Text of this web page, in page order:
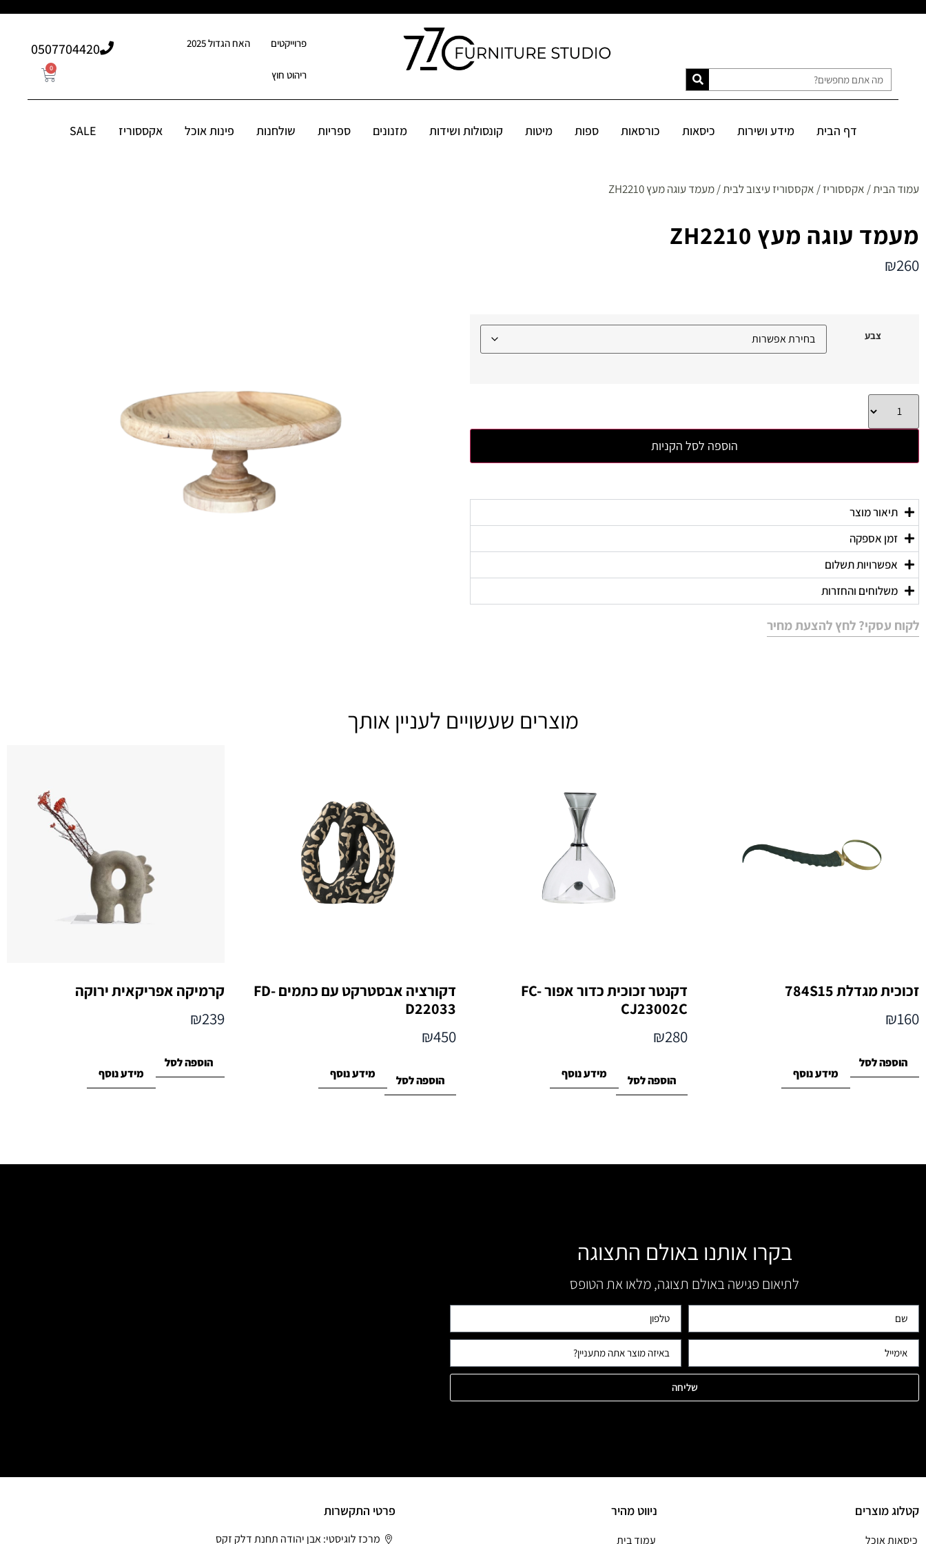
פרוייקטים האח הגדול 2025
ריהוט חוץ
507704420⁩0
0
דף הבית מידע ושירות כיסאות כורסאות ספות מיטות קונסולות ושידות מזנונים ספריות שולחנות פינות אוכל אקססוריז SALE
עמוד הבית/ אקססוריז/ אקססוריז עיצוב לבית/ מעמד עוגה מעץ ZH2210
מעמד עוגה מעץ ZH2210
₪260
צבע
הוספה לסל הקניות
תיאור מוצר
זמן אספקה
אפשרויות תשלום
משלוחים והחזרות
לקוח עסקי? לחץ להצעת מחיר
מוצרים שעשויים לעניין אותך
זכוכית מגדלת 784S15
₪160
הוספה לסל
מידע נוסף
דקנטר זכוכית כדור אפור FC-
CJ23002C
₪280
הוספה לסל מידע נוסף
דקורציה אבסטרקט עם כתמים FD-
D22033
₪450
הוספה לסל מידע נוסף
קרמיקה אפריקאית ירוקה
₪239
הוספה לסל
מידע נוסף
בקרו אותנו באולם התצוגה
לתיאום פגישה באולם תצוגה, מלאו את הטופס
שליחה
קטלוג מוצרים
כיסאות אוכל
ניווט מהיר
עמוד בית
פרטי התקשרות
מרכז לוגיסטי: אבן יהודה תחנת דלק זקס